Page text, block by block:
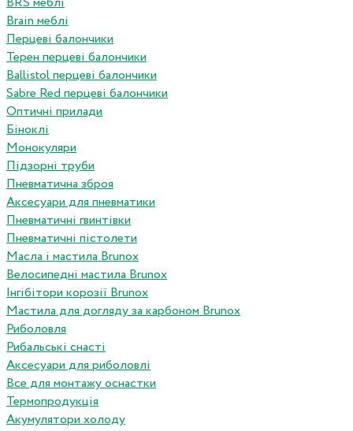
Brain меблі
Перцеві балончики
Терен перцеві балончики
Ballistol перцеві балончики
Sabre Red перцеві балончики
Оптичні прилади
Біноклі
Монокуляри
Підзорні труби
Пневматична зброя
Аксесуари для пневматики
Пневматичні гвинтівки
Пневматичні пістолети
Масла і мастила Brunox
Велосипедні мастила Brunox
Інгібітори корозії Brunox
Мастила для догляду за карбоном Brunox
Риболовля
Рибальські снасті
Аксесуари для риболовлі
Все для монтажу оснастки
Термопродукція
Акумулятори холоду